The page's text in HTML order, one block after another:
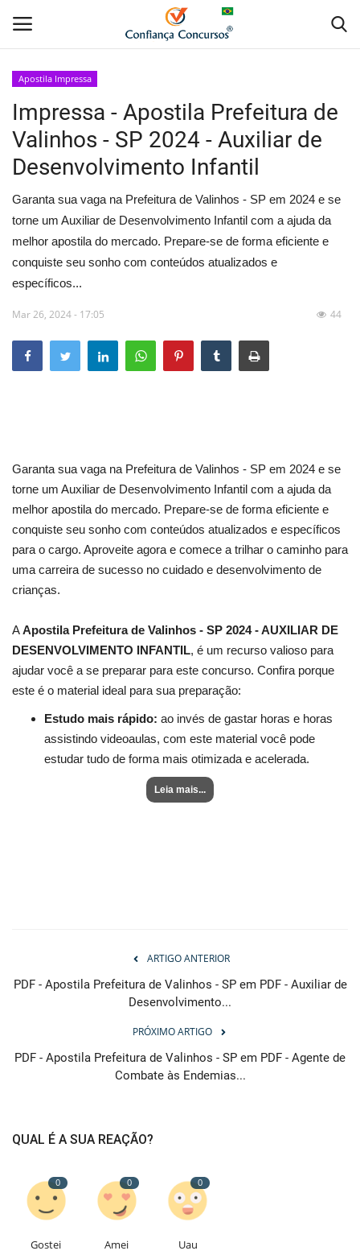
Home
Apostila Digital
Apostila Impressa
Cursos Online
Combo Apostilas
Apostila Impressa
Impressa - Apostila Prefeitura de
Valinhos - SP 2024 - Auxiliar de
Desenvolvimento Infantil
Garanta sua vaga na Prefeitura de Valinhos - SP em 2024 e se
torne um Auxiliar de Desenvolvimento Infantil com a ajuda da
melhor apostila do mercado. Prepare-se de forma eficiente e
conquiste seu sonho com conteúdos atualizados e
específicos...
Mar 26, 2024 - 17:05 44
Garanta sua vaga na Prefeitura de Valinhos - SP em 2024 e se
torne um Auxiliar de Desenvolvimento Infantil com a ajuda da
melhor apostila do mercado. Prepare-se de forma eficiente e
conquiste seu sonho com conteúdos atualizados e específicos
para o cargo. Aproveite agora e comece a trilhar o caminho para
uma carreira de sucesso no cuidado e desenvolvimento de
crianças.
AApostila Prefeitura de Valinhos - SP 2024 - AUXILIAR DE
DESENVOLVIMENTO INFANTIL, é um recurso valioso para
ajudar você a se preparar para este concurso. Confira porque
este é o material ideal para sua preparação:
Estudo mais rápido: ao invés de gastar horas e horas
assistindo videoaulas, com este material você pode
estudar tudo de forma mais otimizada e acelerada.
Leia mais...
ARTIGO ANTERIOR
PDF - Apostila Prefeitura de Valinhos - SP em PDF - Auxiliar de
Desenvolvimento...
PRÓXIMO ARTIGO
PDF - Apostila Prefeitura de Valinhos - SP em PDF - Agente de
Combate às Endemias...
QUAL É A SUA REAÇÃO?
0
Gostei
0
Amei
0
Uau